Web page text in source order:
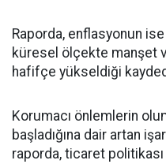
Raporda, enflasyonun
küresel ölçekte manşet
hafifçe yükseldiği
Korumacı önlemlerin
başladığına dair artan
raporda, ticaret